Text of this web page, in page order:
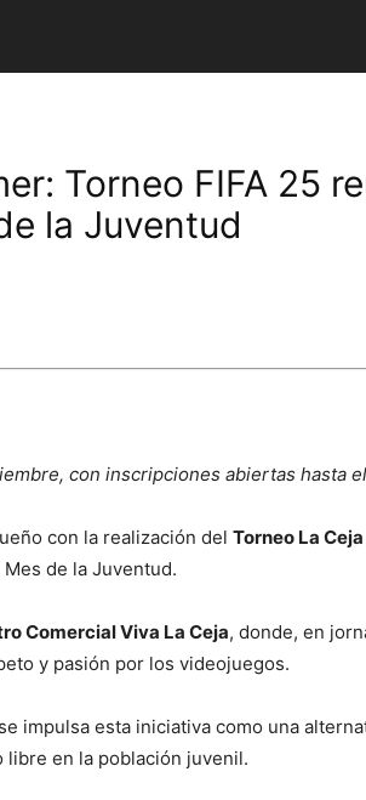
Torneo FIFA 25
la Juventud
con inscripciones abiertas hasta
con la realización del Torneo La
de la Juventud.
Comercial Viva La Ceja, donde, en
y pasión por los videojuegos.
impulsa esta iniciativa como una
en la población juvenil.